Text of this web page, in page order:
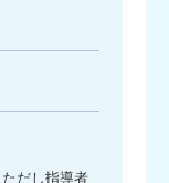
だし指導者